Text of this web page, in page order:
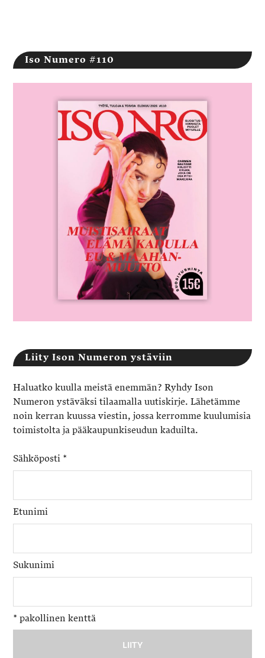
Iso Numero #110
Liity Ison Numeron ystäviin
Haluatko kuulla meistä enemmän? Ryhdy Ison
Numeron ystäväksi tilaamalla uutiskirje. Lähetämme
noin kerran kuussa viestin, jossa kerromme kuulumisia
toimistolta ja pääkaupunkiseudun kaduilta.
Sähköposti *
Etunimi
Sukunimi
* pakollinen kenttä